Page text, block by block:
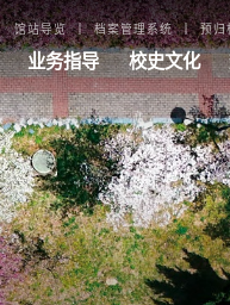
馆站导览 档案管理系统 预归
业务指导 校史文化